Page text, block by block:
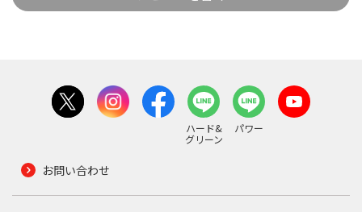
ハード&
グリーン
パワー
お問い合わせ